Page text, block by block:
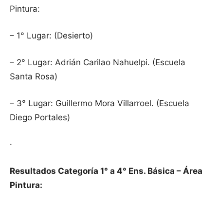
Pintura:
– 1° Lugar: (Desierto)
– 2° Lugar: Adrián Carilao Nahuelpi. (Escuela
Santa Rosa)
– 3° Lugar: Guillermo Mora Villarroel. (Escuela
Diego Portales)
·
Resultados Categoría 1° a 4° Ens. Básica – Área
Pintura: